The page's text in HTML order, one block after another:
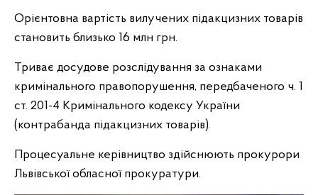
Орієнтовна вартість вилучених підакцизних товарів
становить близько 16 млн грн.
Триває досудове розслідування за ознаками
кримінального правопорушення, передбаченого ч. 1
ст. 201-4 Кримінального кодексу України
(контрабанда підакцизних товарів).
Процесуальне керівництво здійснюють прокурори
Львівської обласної прокуратури.